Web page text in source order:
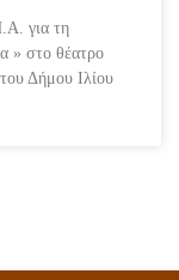
για τη
» στο θέατρο
Δήμου Ιλίου